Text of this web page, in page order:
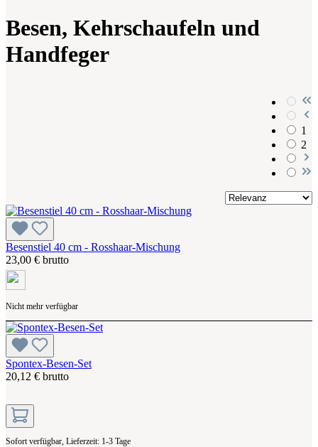
Besen, Kehrschaufeln und
Handfeger
1
2
Besenstiel 40 cm - Rosshaar-Mischung
23,00 € brutto
Nicht mehr verfügbar
Spontex-Besen-Set
20,12 € brutto
Sofort verfügbar, Lieferzeit: 1-3 Tage